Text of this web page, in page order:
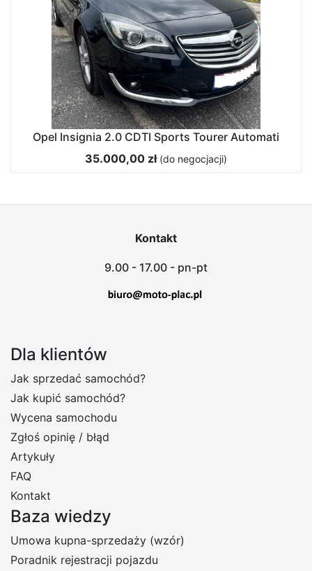
Opel Insignia 2.0 CDTI Sports Tourer Automati
35.000,00 zł (do negocjacji)
Kontakt
9.00 - 17.00 - pn-pt
Dla klientów
Jak sprzedać samochód?
Jak kupić samochód?
Wycena samochodu
Zgłoś opinię / błąd
Artykuły
FAQ
Kontakt
Baza wiedzy
Umowa kupna-sprzedaży (wzór)
Poradnik rejestracji pojazdu